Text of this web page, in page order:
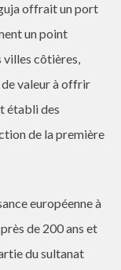
offrait un port
un point
villes côtières,
de valeur à offrir
établi des
de la première
européenne à
de 200 ans et
du sultanat